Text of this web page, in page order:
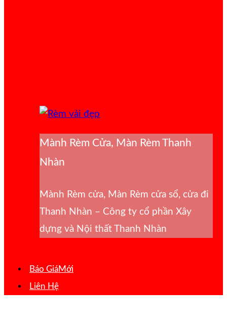
Mành Rèm Cửa, Màn Rèm Thanh
Nhàn
Mành Rèm cửa, Màn Rèm cửa sổ, cửa đi
Thanh Nhàn – Công ty cổ phần Xây
dựng và Nội thất Thanh Nhàn
Báo Giá
Liên Hệ